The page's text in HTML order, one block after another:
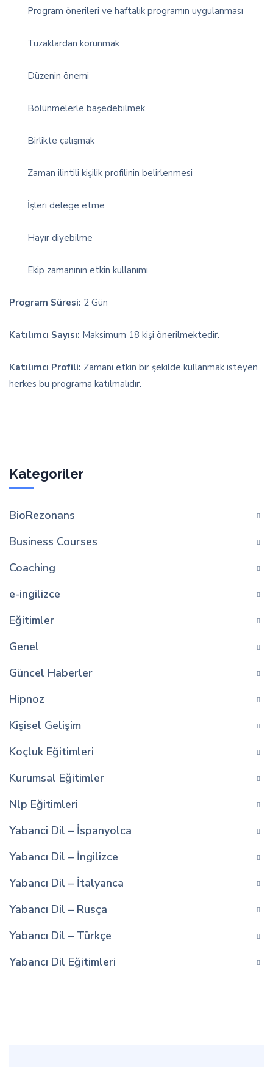
Program önerileri ve haftalık programın uygulanması
Tuzaklardan korunmak
Düzenin önemi
Bölünmelerle başedebilmek
Birlikte çalışmak
Zaman ilintili kişilik profilinin belirlenmesi
İşleri delege etme
Hayır diyebilme
Ekip zamanının etkin kullanımı
Program Süresi: 2 Gün
Katılımcı Sayısı: Maksimum 18 kişi önerilmektedir.
Katılımcı Profili: Zamanı etkin bir şekilde kullanmak isteyen
herkes bu programa katılmalıdır.
Kategoriler
BioRezonans
Business Courses
Coaching
e-ingilizce
Eğitimler
Genel
Güncel Haberler
Hipnoz
Kişisel Gelişim
Koçluk Eğitimleri
Kurumsal Eğitimler
Nlp Eğitimleri
Yabanci Dil – İspanyolca
Yabancı Dil – İngilizce
Yabancı Dil – İtalyanca
Yabancı Dil – Rusça
Yabancı Dil – Türkçe
Yabancı Dil Eğitimleri